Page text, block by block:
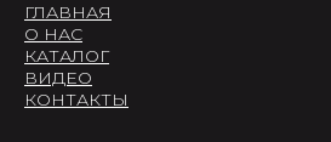
ГЛАВНАЯ
О НАС
КАТАЛОГ
ВИДЕО
КОНТАКТЫ